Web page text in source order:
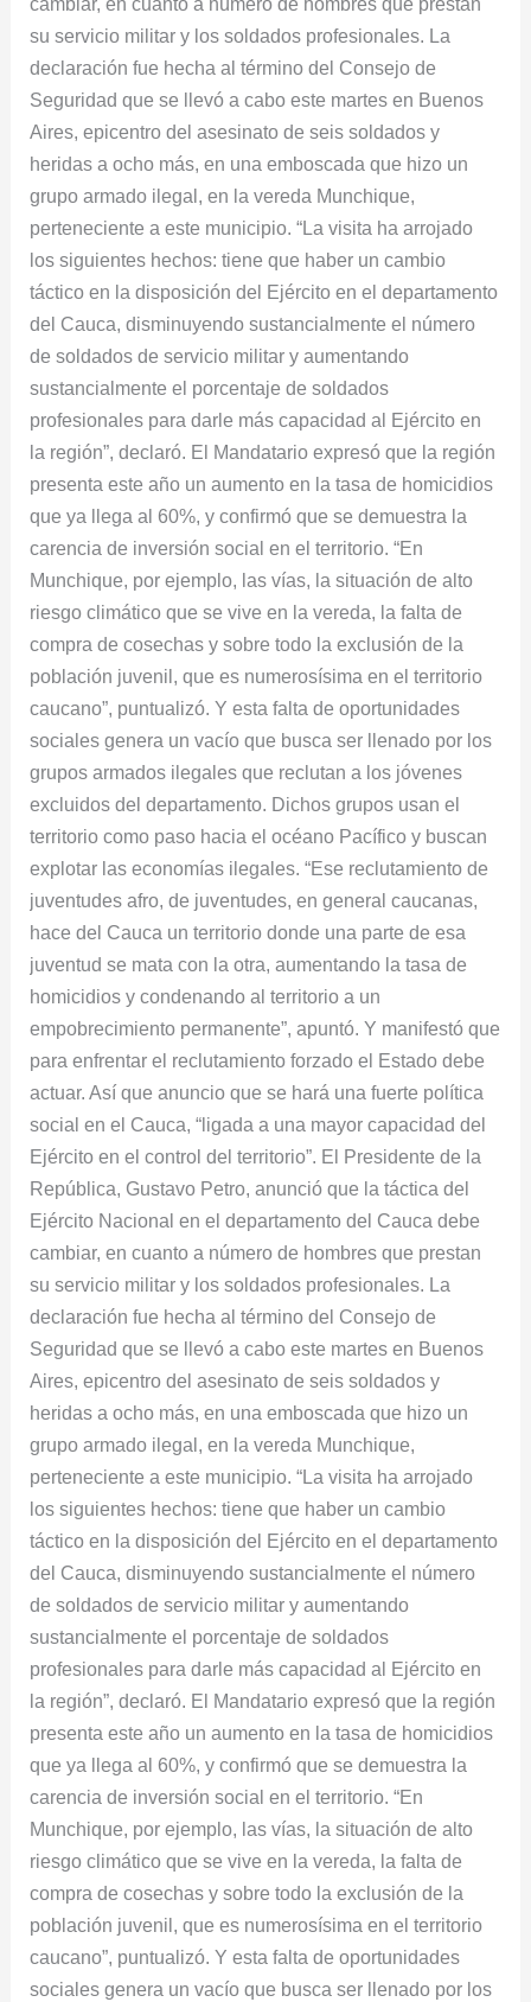
su servicio militar y los soldados profesionales. La
declaración fue hecha al término del Consejo de
Seguridad que se llevó a cabo este martes en Buenos
Aires, epicentro del asesinato de seis soldados y
heridas a ocho más, en una emboscada que hizo un
grupo armado ilegal, en la vereda Munchique,
perteneciente a este municipio. “La visita ha arrojado
los siguientes hechos: tiene que haber un cambio
táctico en la disposición del Ejército en el departamento
del Cauca, disminuyendo sustancialmente el número
de soldados de servicio militar y aumentando
sustancialmente el porcentaje de soldados
profesionales para darle más capacidad al Ejército en
la región”, declaró. El Mandatario expresó que la región
presenta este año un aumento en la tasa de homicidios
que ya llega al 60%, y confirmó que se demuestra la
carencia de inversión social en el territorio. “En
Munchique, por ejemplo, las vías, la situación de alto
riesgo climático que se vive en la vereda, la falta de
compra de cosechas y sobre todo la exclusión de la
población juvenil, que es numerosísima en el territorio
caucano”, puntualizó. Y esta falta de oportunidades
sociales genera un vacío que busca ser llenado por los
grupos armados ilegales que reclutan a los jóvenes
excluidos del departamento. Dichos grupos usan el
territorio como paso hacia el océano Pacífico y buscan
explotar las economías ilegales. “Ese reclutamiento de
juventudes afro, de juventudes, en general caucanas,
hace del Cauca un territorio donde una parte de esa
juventud se mata con la otra, aumentando la tasa de
homicidios y condenando al territorio a un
empobrecimiento permanente”, apuntó. Y manifestó que
para enfrentar el reclutamiento forzado el Estado debe
actuar. Así que anuncio que se hará una fuerte política
social en el Cauca, “ligada a una mayor capacidad del
Ejército en el control del territorio”. El Presidente de la
República, Gustavo Petro, anunció que la táctica del
Ejército Nacional en el departamento del Cauca debe
cambiar, en cuanto a número de hombres que prestan
su servicio militar y los soldados profesionales. La
declaración fue hecha al término del Consejo de
Seguridad que se llevó a cabo este martes en Buenos
Aires, epicentro del asesinato de seis soldados y
heridas a ocho más, en una emboscada que hizo un
grupo armado ilegal, en la vereda Munchique,
perteneciente a este municipio. “La visita ha arrojado
los siguientes hechos: tiene que haber un cambio
táctico en la disposición del Ejército en el departamento
del Cauca, disminuyendo sustancialmente el número
de soldados de servicio militar y aumentando
sustancialmente el porcentaje de soldados
profesionales para darle más capacidad al Ejército en
la región”, declaró. El Mandatario expresó que la región
presenta este año un aumento en la tasa de homicidios
que ya llega al 60%, y confirmó que se demuestra la
carencia de inversión social en el territorio. “En
Munchique, por ejemplo, las vías, la situación de alto
riesgo climático que se vive en la vereda, la falta de
compra de cosechas y sobre todo la exclusión de la
población juvenil, que es numerosísima en el territorio
caucano”, puntualizó. Y esta falta de oportunidades
sociales genera un vacío que busca ser llenado por los